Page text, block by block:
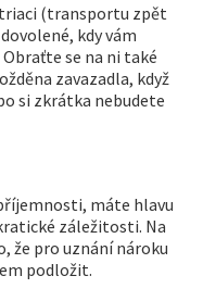
(transportu zpět
kdy vám
se na ni také
zavazadla, když
si zkrátka nebudete
máte hlavu
záležitosti. Na
že pro uznání nároku
podložit.